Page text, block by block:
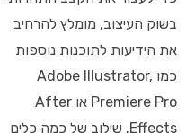
בשוק העיצוב, מומלץ להרחיב
את הידיעות לתוכנות נוספות
כמו Adobe Illustrator,
Premiere Pro או After
Effects. שילוב של כמה כלים